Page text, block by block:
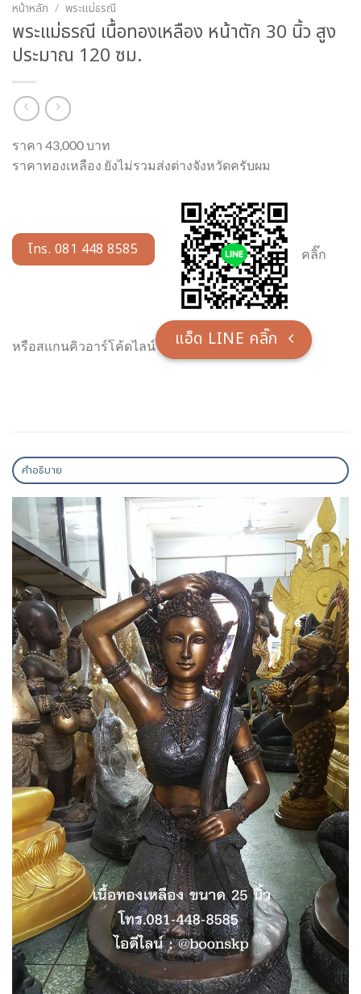
หน้าหลัก / พระแม่ธรณี
พระแม่ธรณี เนื้อทองเหลือง หน้าตัก 30 นิ้ว สูง
ประมาณ 120 ซม.
ราคา 43,000 บาท
ราคาทองเหลือง ยังไม่รวมส่งต่างจังหวัดครับผม
โทร. 081 448 8585 คลิ๊ก
หรือสแกนคิวอาร์โค้ดไลน์ แอ็ด LINE คลิ๊ก
คำอธิบาย